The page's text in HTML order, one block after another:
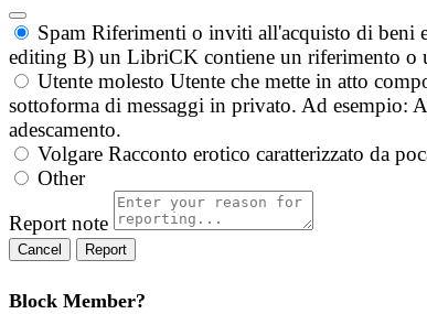
Spam Riferimenti o inviti all'acquisto di beni
editing B) un LibriCK contiene un riferimento o
Utente molesto Utente che mette in atto
sottoforma di messaggi in privato. Ad esempio:
adescamento.
Volgare Racconto erotico caratterizzato da
Other
Report note
Report
Block Member?